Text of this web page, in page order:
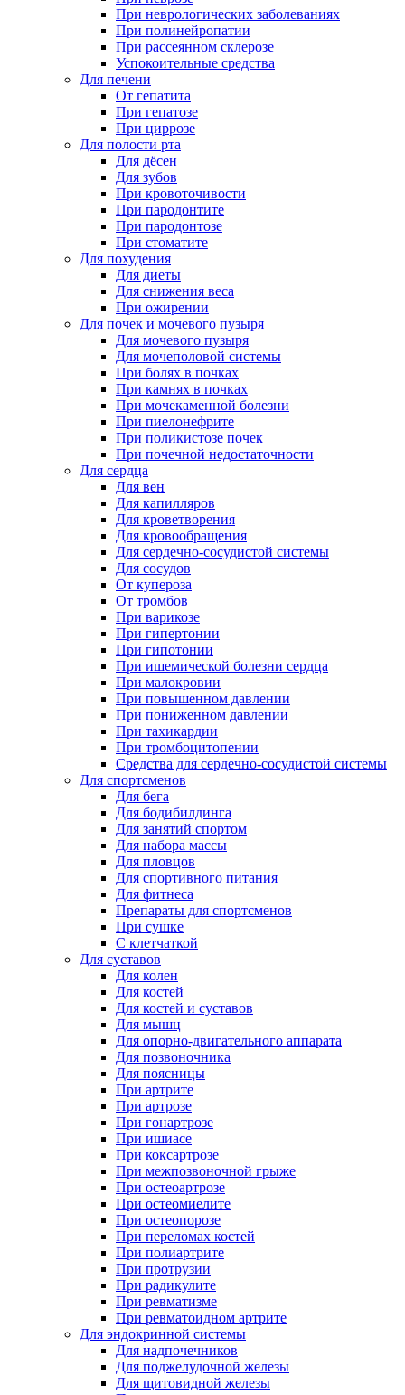
При неврологических заболеваниях
При полинейропатии
При рассеянном склерозе
Успокоительные средства
Для печени
От гепатита
При гепатозе
При циррозе
Для полости рта
Для дёсен
Для зубов
При кровоточивости
При пародонтите
При пародонтозе
При стоматите
Для похудения
Для диеты
Для снижения веса
При ожирении
Для почек и мочевого пузыря
Для мочевого пузыря
Для мочеполовой системы
При болях в почках
При камнях в почках
При мочекаменной болезни
При пиелонефрите
При поликистозе почек
При почечной недостаточности
Для сердца
Для вен
Для капилляров
Для кроветворения
Для кровообращения
Для сердечно-сосудистой системы
Для сосудов
От купероза
От тромбов
При варикозе
При гипертонии
При гипотонии
При ишемической болезни сердца
При малокровии
При повышенном давлении
При пониженном давлении
При тахикардии
При тромбоцитопении
Средства для сердечно-сосудистой системы
Для спортсменов
Для бега
Для бодибилдинга
Для занятий спортом
Для набора массы
Для пловцов
Для спортивного питания
Для фитнеса
Препараты для спортсменов
При сушке
С клетчаткой
Для суставов
Для колен
Для костей
Для костей и суставов
Для мышц
Для опорно-двигательного аппарата
Для позвоночника
Для поясницы
При артрите
При артрозе
При гонартрозе
При ишиасе
При коксартрозе
При межпозвоночной грыже
При остеоартрозе
При остеомиелите
При остеопорозе
При переломах костей
При полиартрите
При протрузии
При радикулите
При ревматизме
При ревматоидном артрите
Для эндокринной системы
Для надпочечников
Для поджелудочной железы
Для щитовидной железы